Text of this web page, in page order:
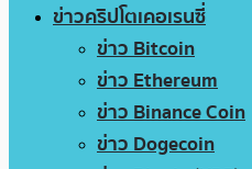
ข่าวคริปโตเคอเรนซี่
ข่าว Bitcoin
ข่าว Ethereum
ข่าว Binance Coin
ข่าว Dogecoin